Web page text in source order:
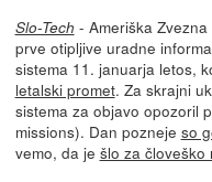
Slo-Tech - Ameriška
prve otipljive uradne
sistema 11. januarja letos,
letalski promet. Za skrajni
sistema za objavo opozoril
missions). Dan pozneje so
vemo, da je šlo za človeško